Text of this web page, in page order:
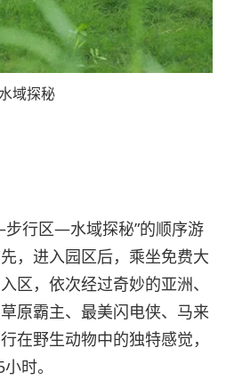
域探秘
行区—水域探秘”的顺序游
，进入园区后，乘坐免费大
区，依次经过奇妙的亚洲、
原霸主、最美闪电侠、马来
在野生动物中的独特感觉，
时。